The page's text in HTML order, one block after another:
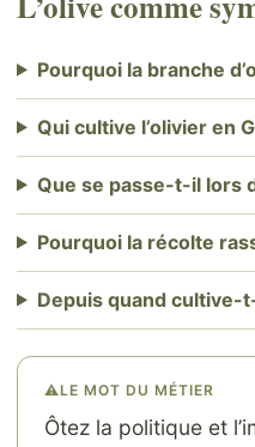
Pourquoi la branche
Qui cultive l’olivier en
Que se passe-t-il lors
Pourquoi la récolte
Depuis quand cultive-
⚠LE MOT DU MÉTIER
Ôtez la politique et